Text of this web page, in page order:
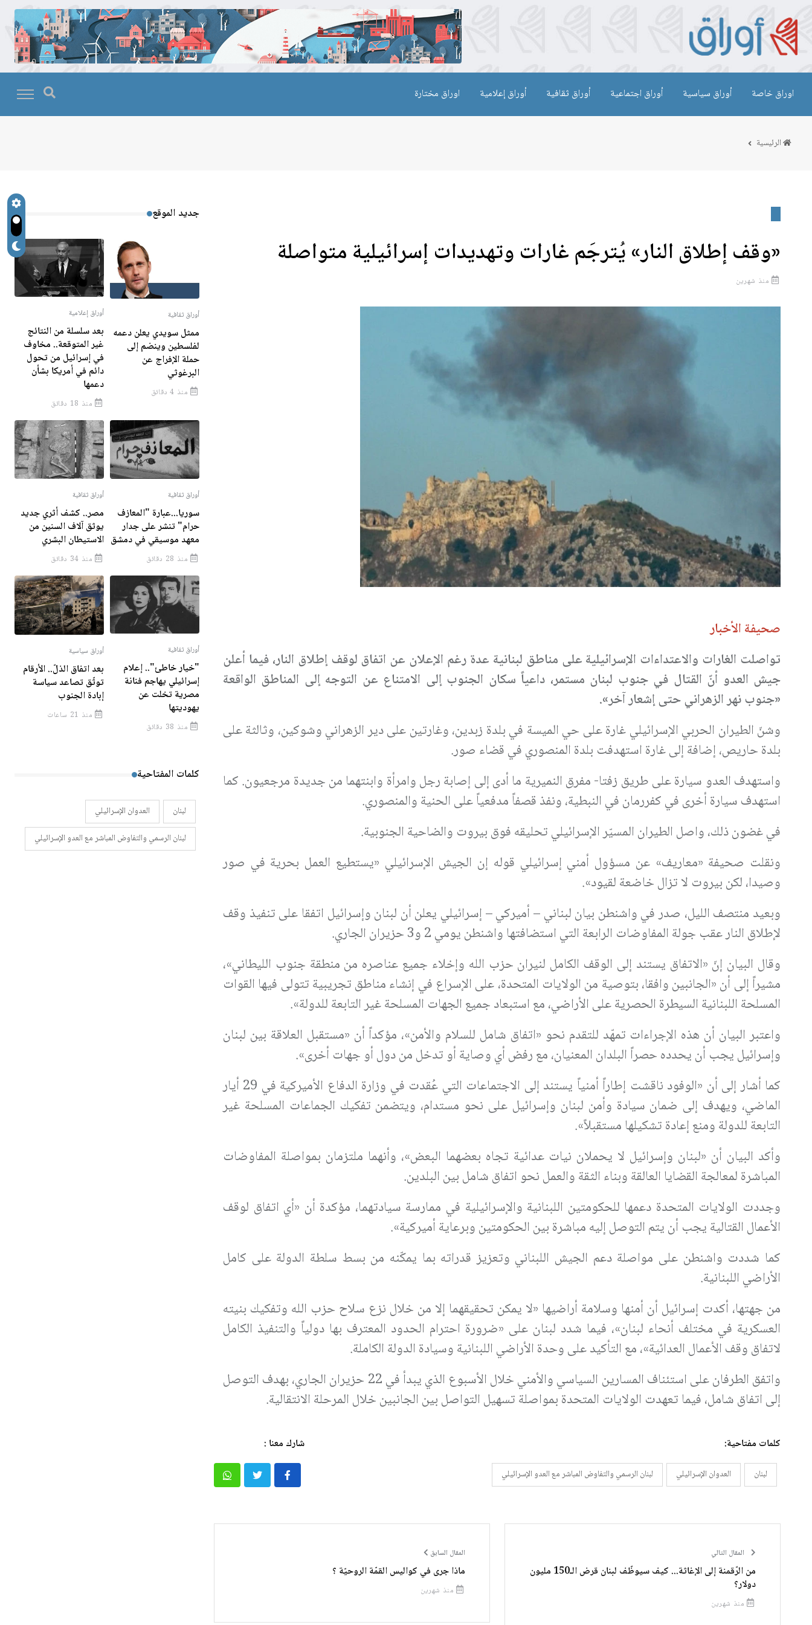
اوراق خاصة أوراق سياسية أوراق اجتماعية أوراق ثقافية أوراق إعلامية اوراق مختارة
الرئيسية
«وقف إطلاق النار» يُترجَم غارات وتهديدات إسرائيلية متواصلة
منذ شهرين
صحيفة الأخبار
تواصلت الغارات والاعتداءات الإسرائيلية على مناطق لبنانية عدة رغم الإعلان عن اتفاق لوقف إطلاق النار، فيما أعلن
جيش العدو أنّ القتال في جنوب لبنان مستمر، داعياً سكان الجنوب إلى الامتناع عن التوجه إلى المناطق الواقعة
«جنوب نهر الزهراني حتى إشعار آخر».
وشنّ الطيران الحربي الإسرائيلي غارة على حي الميسة في بلدة زبدين، وغارتين على دير الزهراني وشوكين، وثالثة على
بلدة حاريص، إضافة إلى غارة استهدفت بلدة المنصوري في قضاء صور.
واستهدف العدو سيارة على طريق زفتا- مفرق النميرية ما أدى إلى إصابة رجل وامرأة وابنتهما من جديدة مرجعيون. كما
استهدف سيارة أخرى في كفررمان في النبطية، ونفذ قصفاً مدفعياً على الحنية والمنصوري.
في غضون ذلك، واصل الطيران المسيّر الإسرائيلي تحليقه فوق بيروت والضاحية الجنوبية.
ونقلت صحيفة «معاريف» عن مسؤول أمني إسرائيلي قوله إن الجيش الإسرائيلي «يستطيع العمل بحرية في صور
وصيدا، لكن بيروت لا تزال خاضعة لقيود».
وبعيد منتصف الليل، صدر في واشنطن بيان لبناني – أميركي – إسرائيلي يعلن أن لبنان وإسرائيل اتفقا على تنفيذ وقف
لإطلاق النار عقب جولة المفاوضات الرابعة التي استضافتها واشنطن يومي 2 و3 حزيران الجاري.
وقال البيان إنّ «الاتفاق يستند إلى الوقف الكامل لنيران حزب الله وإخلاء جميع عناصره من منطقة جنوب الليطاني»،
مشيراً إلى أن «الجانبين وافقا، بتوصية من الولايات المتحدة، على الإسراع في إنشاء مناطق تجريبية تتولى فيها القوات
المسلحة اللبنانية السيطرة الحصرية على الأراضي، مع استبعاد جميع الجهات المسلحة غير التابعة للدولة».
واعتبر البيان أن هذه الإجراءات تمهّد للتقدم نحو «اتفاق شامل للسلام والأمن»، مؤكداً أن «مستقبل العلاقة بين لبنان
وإسرائيل يجب أن يحدده حصراً البلدان المعنيان، مع رفض أي وصاية أو تدخل من دول أو جهات أخرى».
كما أشار إلى أن «الوفود ناقشت إطاراً أمنياً يستند إلى الاجتماعات التي عُقدت في وزارة الدفاع الأميركية في 29 أيار
الماضي، ويهدف إلى ضمان سيادة وأمن لبنان وإسرائيل على نحو مستدام، ويتضمن تفكيك الجماعات المسلحة غير
التابعة للدولة ومنع إعادة تشكيلها مستقبلاً».
وأكد البيان أن «لبنان وإسرائيل لا يحملان نيات عدائية تجاه بعضهما البعض»، وأنهما ملتزمان بمواصلة المفاوضات
المباشرة لمعالجة القضايا العالقة وبناء الثقة والعمل نحو اتفاق شامل بين البلدين.
وجددت الولايات المتحدة دعمها للحكومتين اللبنانية والإسرائيلية في ممارسة سيادتهما، مؤكدة أن «أي اتفاق لوقف
الأعمال القتالية يجب أن يتم التوصل إليه مباشرة بين الحكومتين وبرعاية أميركية».
كما شددت واشنطن على مواصلة دعم الجيش اللبناني وتعزيز قدراته بما يمكّنه من بسط سلطة الدولة على كامل
الأراضي اللبنانية.
من جهتها، أكدت إسرائيل أن أمنها وسلامة أراضيها «لا يمكن تحقيقهما إلا من خلال نزع سلاح حزب الله وتفكيك بنيته
العسكرية في مختلف أنحاء لبنان»، فيما شدد لبنان على «ضرورة احترام الحدود المعترف بها دولياً والتنفيذ الكامل
لاتفاق وقف الأعمال العدائية»، مع التأكيد على وحدة الأراضي اللبنانية وسيادة الدولة الكاملة.
واتفق الطرفان على استئناف المسارين السياسي والأمني خلال الأسبوع الذي يبدأ في 22 حزيران الجاري، بهدف التوصل
إلى اتفاق شامل، فيما تعهدت الولايات المتحدة بمواصلة تسهيل التواصل بين الجانبين خلال المرحلة الانتقالية.
كلمات مفتاحية:
لبنان العدوان الإسرائيلي لبنان الرسمي والتفاوض المباشر مع العدو الإسرائيلي
شارك معنا :
المقال التالي
من الرّقمنة إلى الإغاثة... كيف سيوظّف لبنان قرض الـ150 مليون
دولار؟
منذ شهرين
المقال السابق
ماذا جرى في كواليس القمّة الروحيّة ؟
منذ شهرين
جديد الموقع
أوراق ثقافية
ممثل سويدي يعلن دعمه
لفلسطين وينضم إلى
حملة الإفراج عن
البرغوثي
منذ 4 دقائق
أوراق إعلامية
بعد سلسلة من النتائج
غير المتوقعة.. مخاوف
في إسرائيل من تحول
دائم في أمريكا بشأن
دعمها
منذ 18 دقائق
أوراق ثقافية
سوريا...عبارة "المعازف
حرام" تنشر على جدار
معهد موسيقي في دمشق
منذ 28 دقائق
أوراق ثقافية
مصر.. كشف أثري جديد
يوثق آلاف السنين من
الاستيطان البشري
منذ 34 دقائق
أوراق ثقافية
"خيار خاطئ".. إعلام
إسرائيلي يهاجم فنانة
مصرية تخلت عن
يهوديتها
منذ 38 دقائق
أوراق سياسية
بعد اتفاق الذلّ.. الأرقام
توثّق تصاعد سياسة
إبادة الجنوب
منذ 21 ساعات
كلمات المفتاحية
لبنان
العدوان الإسرائيلي
لبنان الرسمي والتفاوض المباشر مع العدو الإسرائيلي